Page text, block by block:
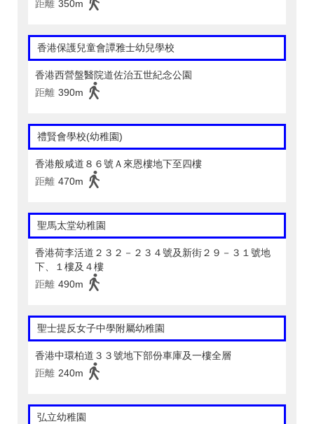
距離 350m
香港保護兒童會譚雅士幼兒學校
香港西營盤醫院道佐治五世紀念公園
距離 390m
禮賢會學校(幼稚園)
香港般咸道８６號Ａ來恩樓地下至四樓
距離 470m
聖馬太堂幼稚園
香港荷李活道２３２－２３４號及新街２９－３１號地
下、１樓及４樓
距離 490m
聖士提反女子中學附屬幼稚園
香港中環柏道３３號地下部份車庫及一樓全層
距離 240m
弘立幼稚園